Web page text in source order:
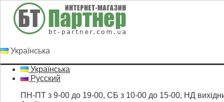
Українська
Українська
Русский
ПН-ПТ з 9-00 до 19-00, СБ з 10-00 до 15-00, НД